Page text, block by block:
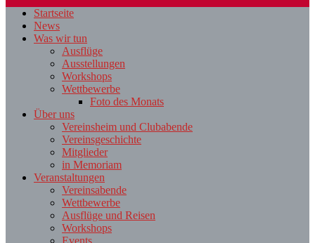
Fotoclub
Pölten
Startseite
News
Was wir tun
Ausflüge
Ausstellungen
Workshops
Wettbewerbe
Foto des Monats
Über uns
Vereinsheim und Clubabende
Vereinsgeschichte
Mitglieder
in Memoriam
Veranstaltungen
Vereinsabende
Wettbewerbe
Ausflüge und Reisen
Workshops
Events